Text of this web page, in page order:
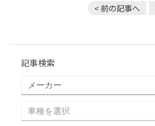
< 前の記事へ
記事検索